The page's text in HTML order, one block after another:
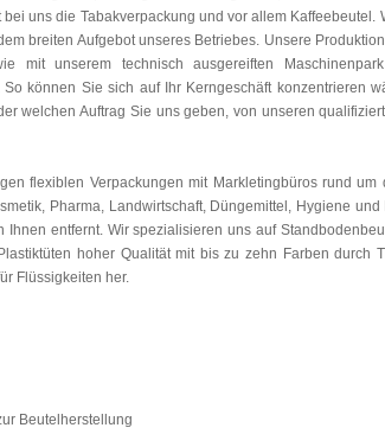
uns die Tabakverpackung und vor allem
breiten Aufgebot unseres Betriebes. Unsere
mit unserem technisch ausgereiften
können Sie sich auf Ihr Kerngeschäft konzentrieren
welchen Auftrag Sie uns geben, von unseren
flexiblen Verpackungen mit Markletingbüros rund
Pharma, Landwirtschaft, Düngemittel, Hygiene
entfernt. Wir spezialisieren uns auf
hoher Qualität mit bis zu zehn Farben durch
Flüssigkeiten her.
Beutelherstellung